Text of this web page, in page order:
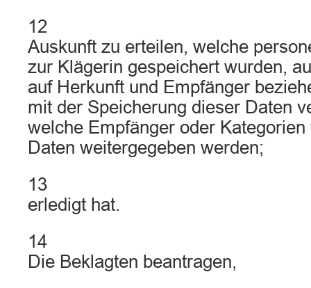
12
Auskunft zu erteilen, welche
zur Klägerin gespeichert wurden,
auf Herkunft und Empfänger
mit der Speicherung dieser Daten
welche Empfänger oder
Daten weitergegeben werden;
13
erledigt hat.
14
Die Beklagten beantragen,